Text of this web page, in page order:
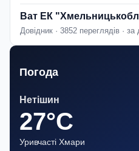
Ват ЕК
Довідник · 3852 переглядів ·
Погода
Нетішин
27°C
Уривчасті Хмари